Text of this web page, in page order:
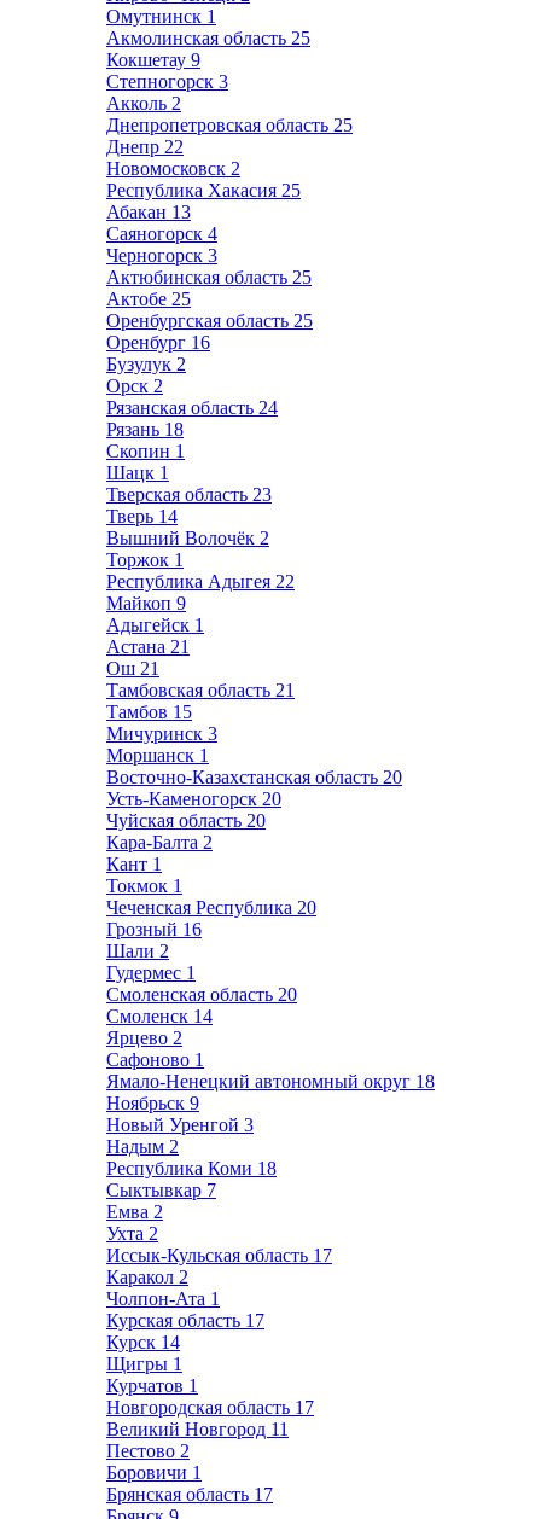
Омутнинск 1
Акмолинская область 25
Кокшетау 9
Степногорск 3
Акколь 2
Днепропетровская область 25
Днепр 22
Новомосковск 2
Республика Хакасия 25
Абакан 13
Саяногорск 4
Черногорск 3
Актюбинская область 25
Актобе 25
Оренбургская область 25
Оренбург 16
Бузулук 2
Орск 2
Рязанская область 24
Рязань 18
Скопин 1
Шацк 1
Тверская область 23
Тверь 14
Вышний Волочёк 2
Торжок 1
Республика Адыгея 22
Майкоп 9
Адыгейск 1
Астана 21
Ош 21
Тамбовская область 21
Тамбов 15
Мичуринск 3
Моршанск 1
Восточно-Казахстанская область 20
Усть-Каменогорск 20
Чуйская область 20
Кара-Балта 2
Кант 1
Токмок 1
Чеченская Республика 20
Грозный 16
Шали 2
Гудермес 1
Смоленская область 20
Смоленск 14
Ярцево 2
Сафоново 1
Ямало-Ненецкий автономный округ 18
Ноябрьск 9
Новый Уренгой 3
Надым 2
Республика Коми 18
Сыктывкар 7
Емва 2
Ухта 2
Иссык-Кульская область 17
Каракол 2
Чолпон-Ата 1
Курская область 17
Курск 14
Щигры 1
Курчатов 1
Новгородская область 17
Великий Новгород 11
Пестово 2
Боровичи 1
Брянская область 17